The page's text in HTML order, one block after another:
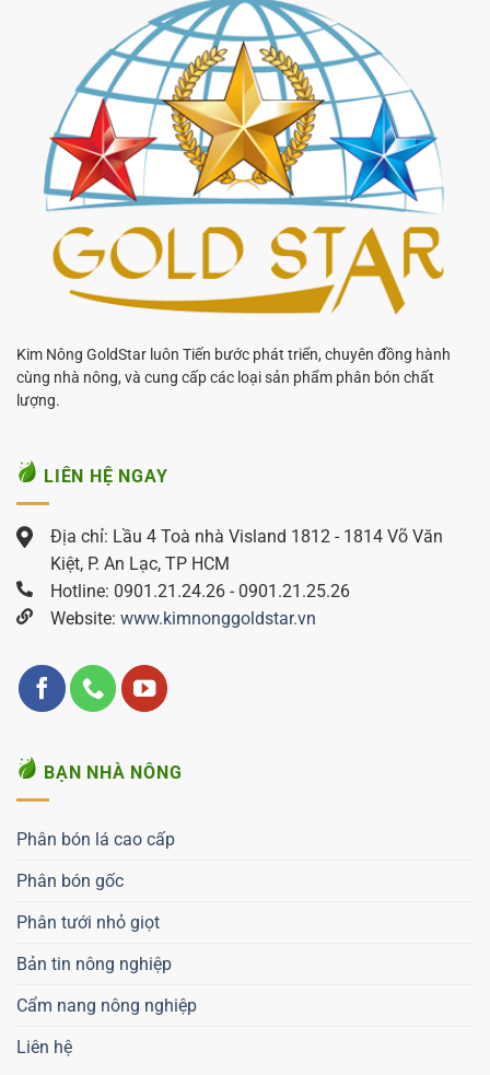
Kim Nông GoldStar luôn Tiến bước phát triển, chuyên đồng hành
cùng nhà nông, và cung cấp các loại sản phẩm phân bón chất
lượng.
LIÊN HỆ NGAY
Địa chỉ: Lầu 4 Toà nhà Visland 1812 - 1814 Võ Văn
Kiệt, P. An Lạc, TP HCM
Hotline: 0901.21.24.26 - 0901.21.25.26
Website: www.kimnonggoldstar.vn
BẠN NHÀ NÔNG
Phân bón lá cao cấp
Phân bón gốc
Phân tưới nhỏ giọt
Bản tin nông nghiệp
Cẩm nang nông nghiệp
Liên hệ